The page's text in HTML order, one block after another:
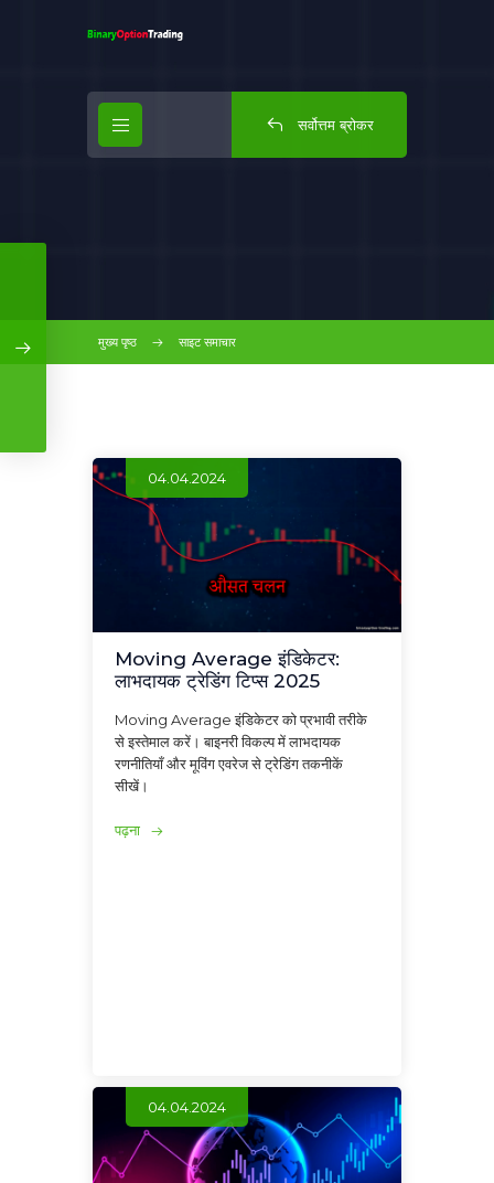
सर्वोत्तम ब्रोकर
मुख्य पृष्ठ साइट समाचार
04.04.2024
Moving Average इंडिकेटर:
लाभदायक ट्रेडिंग टिप्स 2025
Moving Average इंडिकेटर को प्रभावी तरीके
से इस्तेमाल करें। बाइनरी विकल्प में लाभदायक
रणनीतियाँ और मूविंग एवरेज से ट्रेडिंग तकनीकें
सीखें।
पढ़ना
04.04.2024